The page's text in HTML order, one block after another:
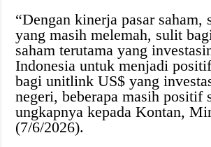
“Dengan kinerja pasar saham,
yang masih melemah, sulit
saham terutama yang
Indonesia untuk menjadi
bagi unitlink US$ yang
negeri, beberapa masih positif
ungkapnya kepada Kontan,
(7/6/2026).